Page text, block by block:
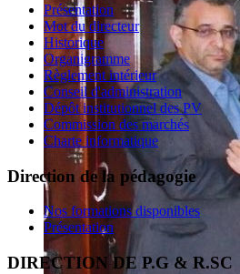
Présentation
Mot du directeur
Historique
Organigramme
Règlement intérieur
Conseil d'administration
Dépôt institutionnel des PV
Commission des marchés
Charte informatique
Direction de la pédagogie
Nos formations disponibles
Présentation
DIRECTION DE P.G & R.SC